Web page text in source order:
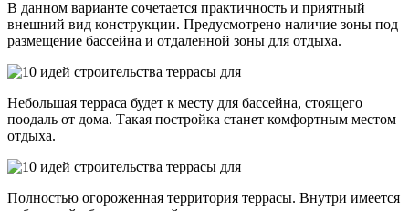
В данном варианте сочетается практичность и приятный
внешний вид конструкции. Предусмотрено наличие зоны под
размещение бассейна и отдаленной зоны для отдыха.
Небольшая терраса будет к месту для бассейна, стоящего
поодаль от дома. Такая постройка станет комфортным местом
отдыха.
Полностью огороженная территория террасы. Внутри имеется